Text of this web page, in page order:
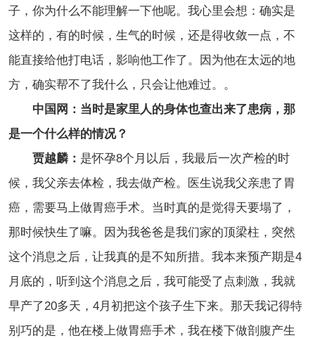
子，你为什么不能理解一下他呢。我心里会想：确实是
这样的，有的时候，生气的时候，还是得收敛一点，不
能直接给他打电话，影响他工作了。因为他在太远的地
方，确实帮不了我什么，只会让他难过。。
中国网：当时是家里人的身体也查出来了患病，那
是一个什么样的情况？
贾越麟： 是怀孕8个月以后，我最后一次产检的时
候，我父亲去体检，我去做产检。医生说我父亲患了胃
癌，需要马上做胃癌手术。当时真的是觉得天要塌了，
那时候快生了嘛。因为我爸爸是我们家的顶梁柱，突然
这个消息之后，让我真的是不知所措。我本来预产期是4
月底的，听到这个消息之后，我可能受了点刺激，我就
早产了20多天，4月初把这个孩子生下来。那天我记得特
别巧的是，他在楼上做胃癌手术，我在楼下做剖腹产生